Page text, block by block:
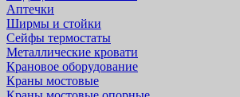
Аптечки
Ширмы и стойки
Сейфы термостаты
Металлические кровати
Крановое оборудование
Краны мостовые